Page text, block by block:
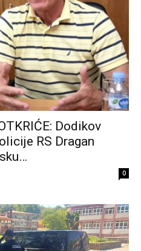
Dodikov
RS Dragan
0